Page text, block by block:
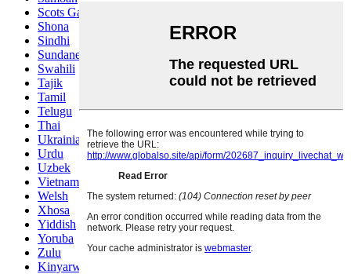
Scots Gaelic
Shona
Sindhi
Sundanese
Swahili
Tajik
Tamil
Telugu
Thai
Ukrainian
Urdu
Uzbek
Vietnamese
Welsh
Xhosa
Yiddish
Yoruba
Zulu
Kinyarwanda